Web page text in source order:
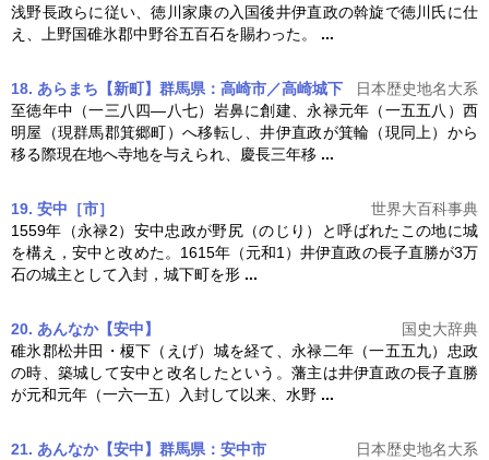
浅野長政らに従い、徳川家康の入国後井伊直政の斡旋で徳川氏に仕
え、上野国碓氷郡中野谷五百石を賜わった。 ...
18. あらまち【新町】群馬県：高崎市／高崎城下
日本歴史地名大系
至徳年中（一三八四―八七）岩鼻に創建、永禄元年（一五五八）西
明屋（現群馬郡箕郷町）へ移転し、井伊直政が箕輪（現同上）から
移る際現在地へ寺地を与えられ、慶長三年移 ...
19. 安中［市］
世界大百科事典
1559年（永禄2）安中忠政が野尻（のじり）と呼ばれたこの地に城
を構え，安中と改めた。1615年（元和1）井伊直政の長子直勝が3万
石の城主として入封，城下町を形 ...
20. あんなか【安中】
国史大辞典
碓氷郡松井田・榎下（えげ）城を経て、永禄二年（一五五九）忠政
の時、築城して安中と改名したという。藩主は井伊直政の長子直勝
が元和元年（一六一五）入封して以来、水野 ...
21. あんなか【安中】群馬県：安中市
日本歴史地名大系